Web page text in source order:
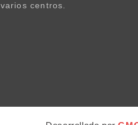
varios centros.